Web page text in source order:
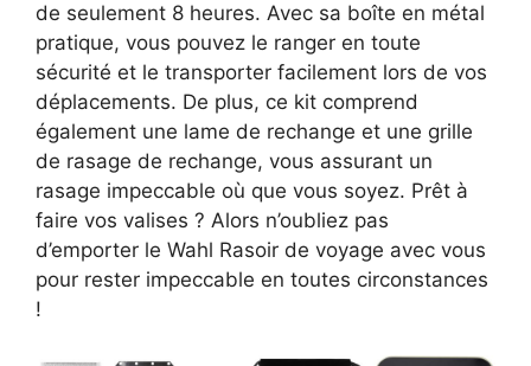
de seulement 8 heures. Avec sa boîte en métal
pratique, vous pouvez le ranger en toute
sécurité et le transporter facilement lors de vos
déplacements. De plus, ce kit comprend
également une lame de rechange et une grille
de rasage de rechange, vous assurant un
rasage impeccable où que vous soyez. Prêt à
faire vos valises ? Alors n’oubliez pas
d’emporter le Wahl Rasoir de voyage avec vous
pour rester impeccable en toutes circonstances
!